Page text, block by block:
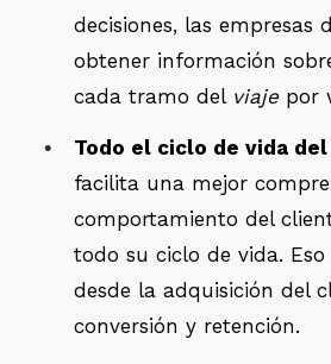
decisiones, las empresas
obtener información
cada tramo del viajepor
Todo el ciclo de vida
facilita una mejor
comportamiento del
todo su ciclo de vida.
desde la adquisición del
conversión y retención.